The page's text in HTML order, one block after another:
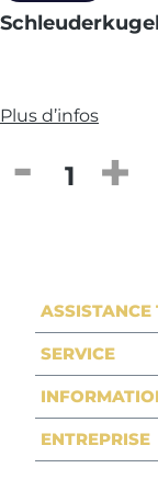
Plus d’infos
Quantité de
SERVICE
ENTREPRISE